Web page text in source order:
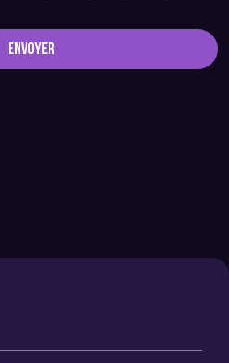
Envoyer